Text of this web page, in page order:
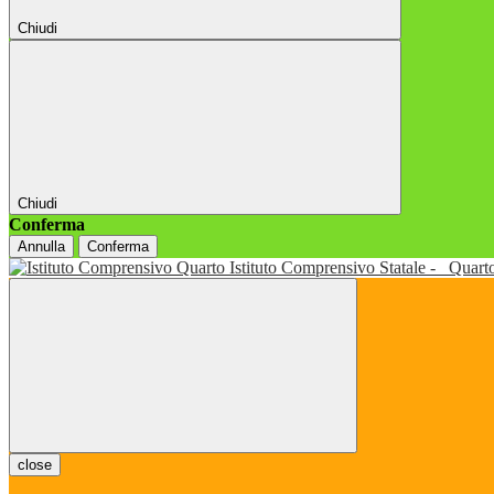
Chiudi
Chiudi
Conferma
Annulla Conferma
Istituto Comprensivo Statale -
close